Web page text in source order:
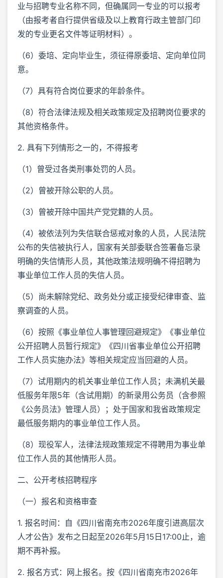
业与招聘专业名称不同，但确属同一专业的可以报考
（由报考者自行提供省级及以上教育行政主管部门印
发的专业更名文件等证明材料）。
（6）委培、定向毕业生，须征得原委培、定向单位同
意。
（7）具有符合岗位要求的年龄条件。
（8）符合法律法规及相关政策规定及招聘岗位要求的
其他资格条件。
2. 具有下列情形之一的，不得报考
（1）曾受过各类刑事处罚的人员。
（2）曾被开除公职的人员。
（3）曾被开除中国共产党党籍的人员。
（4）被依法列为失信联合惩戒对象的人员，人民法院
公布的失信被执行人，国家有关部委联合签署备忘录
明确的失信情形人员，其他政策法规明确不得招聘为
事业单位工作人员的失信人员。
（5）尚未解除党纪、政务处分或正接受纪律审查、监
察调查的人员。
（6）按照《事业单位人事管理回避规定》《事业单位
公开招聘人员暂行规定》《四川省事业单位公开招聘
工作人员实施办法》等相关规定应当回避的人员。
（7）试用期内的机关事业单位工作人员；未满机关最
低服务年限5年（含试用期）的新录用公务员（含参照
《公务员法》管理人员）；处于国家和我省政策规定
最低服务期内的事业单位工作人员。
（8）现役军人，法律法规政策规定不得聘用为事业单
位工作人员的其他情形人员。
二、公开考核招聘程序
（一）报名和资格审查
1. 报名时间：自《四川省南充市2026年度引进高层次
人才公告》发布之日起至2026年5月15日17:00止，逾
期不再补报。
2. 报名方式：网上报名。按《四川省南充市2026年